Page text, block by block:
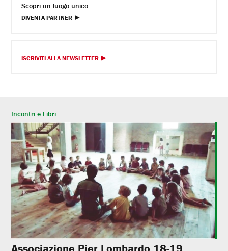
Scopri un luogo unico
DIVENTA PARTNER
ISCRIVITI ALLA NEWSLETTER
Incontri e Libri